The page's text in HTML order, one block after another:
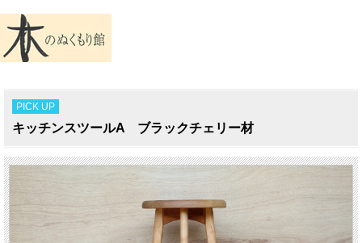
PICK UP
キッチンスツールA ブラックチェリー材